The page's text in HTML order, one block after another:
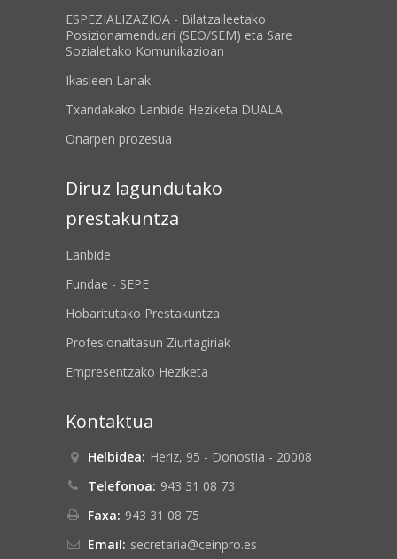
ESPEZIALIZAZIOA - Bilatzaileetako
Posizionamenduari (SEO/SEM) eta Sare
Sozialetako Komunikazioan
Ikasleen Lanak
Txandakako Lanbide Heziketa DUALA
Onarpen prozesua
Diruz lagundutako
prestakuntza
Lanbide
Fundae - SEPE
Hobaritutako Prestakuntza
Profesionaltasun Ziurtagiriak
Empresentzako Heziketa
Kontaktua
Helbidea: Heriz, 95 - Donostia - 20008
Telefonoa: 943 31 08 73
Faxa: 943 31 08 75
Email: secretaria@ceinpro.es